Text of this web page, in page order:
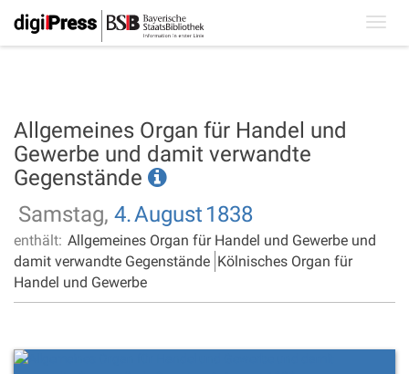
Allgemeines Organ für Handel und
Gewerbe und damit verwandte
Gegenstände
Samstag, 4.August 1838
enthält: Allgemeines Organ für Handel und Gewerbe und
damit verwandte Gegenstände Kölnisches Organ für
Handel und Gewerbe